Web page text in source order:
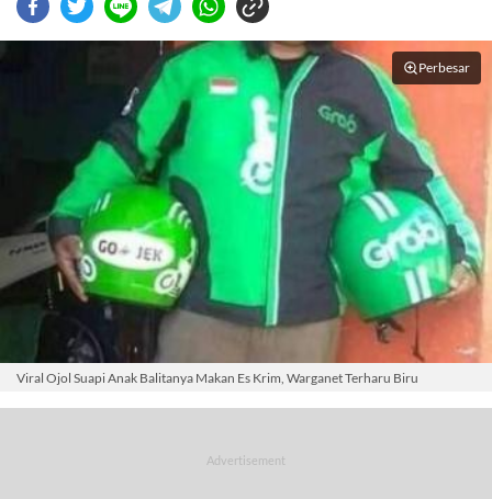
Perbesar
Viral Ojol Suapi Anak Balitanya Makan Es Krim, Warganet Terharu Biru